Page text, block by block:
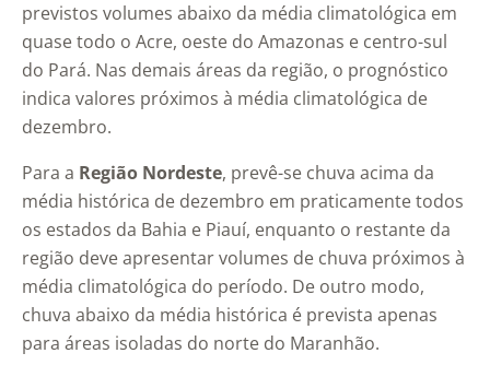
previstos volumes abaixo da média climatológica em
quase todo o Acre, oeste do Amazonas e centro-sul
do Pará. Nas demais áreas da região, o prognóstico
indica valores próximos à média climatológica de
dezembro.
Para a Região Nordeste, prevê-se chuva acima da
média histórica de dezembro em praticamente todos
os estados da Bahia e Piauí, enquanto o restante da
região deve apresentar volumes de chuva próximos à
média climatológica do período. De outro modo,
chuva abaixo da média histórica é prevista apenas
para áreas isoladas do norte do Maranhão.